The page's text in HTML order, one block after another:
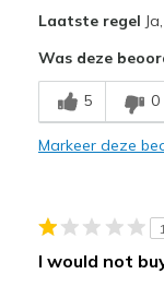
Comfortable
Stylish
Going Out
Laatste regel
Was deze
5 0
Markeer deze
1
I would not